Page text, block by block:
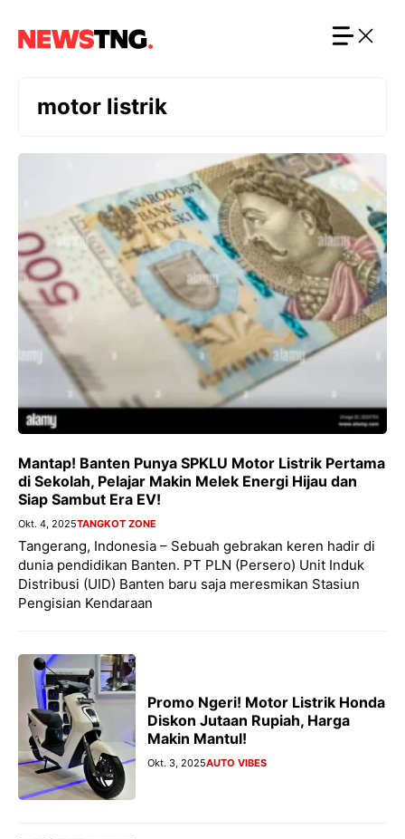
motor listrik
Mantap! Banten Punya SPKLU Motor Listrik Pertama
di Sekolah, Pelajar Makin Melek Energi Hijau dan
Siap Sambut Era EV!
Okt. 4, 2025TANGKOT ZONE
Tangerang, Indonesia – Sebuah gebrakan keren hadir di
dunia pendidikan Banten. PT PLN (Persero) Unit Induk
Distribusi (UID) Banten baru saja meresmikan Stasiun
Pengisian Kendaraan
Promo Ngeri! Motor Listrik Honda
Diskon Jutaan Rupiah, Harga
Makin Mantul!
Okt. 3, 2025AUTO VIBES